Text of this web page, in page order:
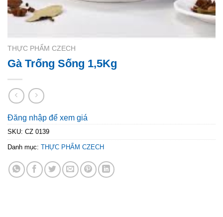
THỰC PHẨM CZECH
Gà Trống Sống 1,5Kg
Đăng nhập để xem giá
SKU: CZ 0139
Danh mục: THỰC PHẨM CZECH